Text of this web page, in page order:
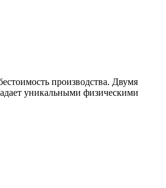
производства. Двумя
уникальными физическими